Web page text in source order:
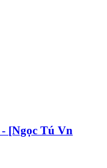
[Ngọc Tú Vn